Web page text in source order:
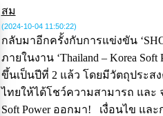
สม
(2024-10-04 11:50:22)
กลับมาอีกครั้งกับการแข่งขัน
ภายในงาน ‘Thailand – Korea Soft
ขึ้นเป็นปีที่ 2 แล้ว โดยมีวัตถุประส
ไทยให้ได้โชว์ความสามารถ และ
Soft Power ออกมา! เงื่อนไข แล